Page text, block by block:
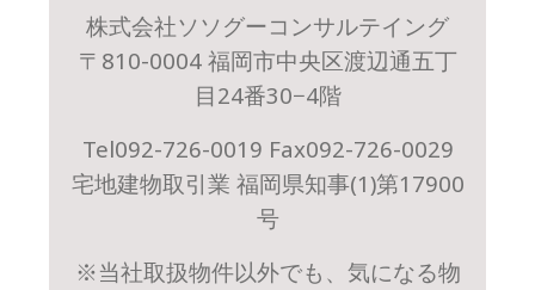
株式会社ソソグーコンサルテイング
〒810-0004 福岡市中央区渡辺通五丁
目24番30−4階
Tel092-726-0019 Fax092-726-0029
宅地建物取引業 福岡県知事(1)第17900
号
※当社取扱物件以外でも、気になる物